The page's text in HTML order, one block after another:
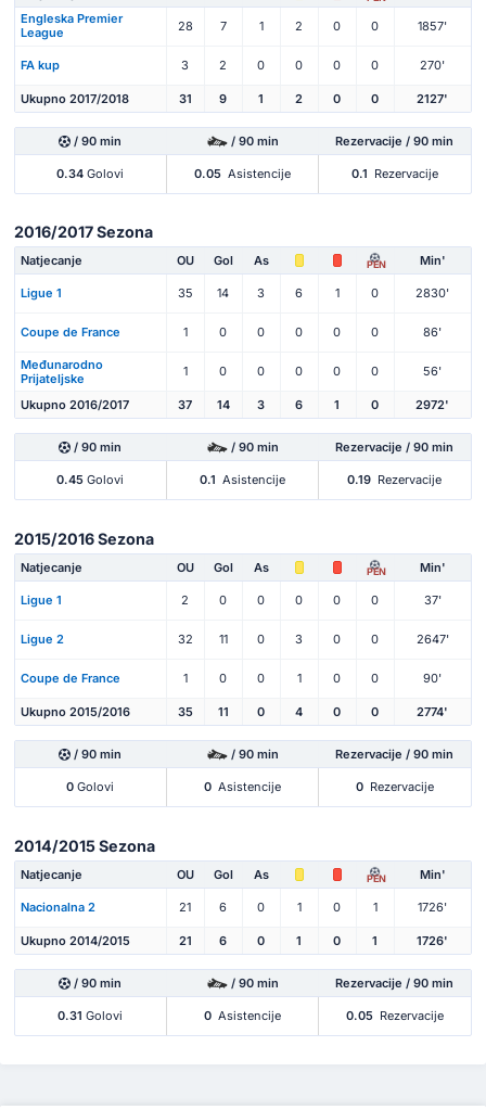
Engleska Premier
League
28 7 1 2 0 0 1857'
FA kup 3 2 0 0 0 0 270'
Ukupno 2017/2018 31 9 1 2 0 0 2127'
/ 90 min / 90 min Rezervacije / 90 min
0.34 Golovi 0.05 Asistencije 0.1 Rezervacije
2016/2017 Sezona
Natjecanje OU Gol As PEN Min'
Ligue 1 35 14 3 6 1 0 2830'
Coupe de France 1 0 0 0 0 0 86'
Međunarodno
Prijateljske
1 0 0 0 0 0 56'
Ukupno 2016/2017 37 14 3 6 1 0 2972'
/ 90 min / 90 min Rezervacije / 90 min
0.45 Golovi 0.1 Asistencije 0.19 Rezervacije
2015/2016 Sezona
Natjecanje OU Gol As PEN Min'
Ligue 1 2 0 0 0 0 0 37'
Ligue 2 32 11 0 3 0 0 2647'
Coupe de France 1 0 0 1 0 0 90'
Ukupno 2015/2016 35 11 0 4 0 0 2774'
/ 90 min / 90 min Rezervacije / 90 min
0 Golovi 0 Asistencije 0 Rezervacije
2014/2015 Sezona
Natjecanje OU Gol As PEN Min'
Nacionalna 2 21 6 0 1 0 1 1726'
Ukupno 2014/2015 21 6 0 1 0 1 1726'
/ 90 min / 90 min Rezervacije / 90 min
0.31 Golovi 0 Asistencije 0.05 Rezervacije